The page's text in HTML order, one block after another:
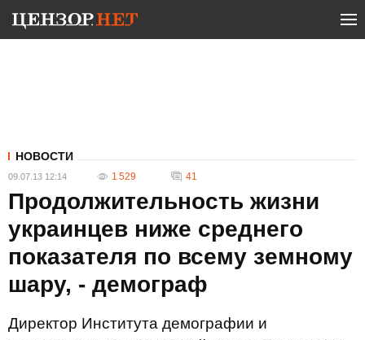
НОВОСТИ
09.07.13 12:14 1 529 41
Продолжительность жизни
украинцев ниже среднего
показателя по всему земному
шару, - демограф
Директор Института демографии и